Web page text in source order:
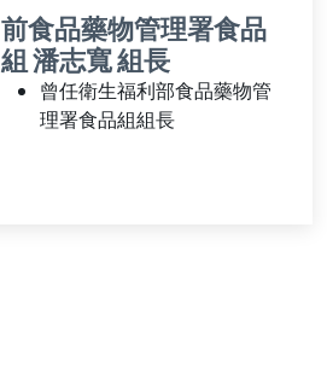
前食品藥物管理署食品
組 潘志寬 組長
曾任衛生福利部食品藥物管
理署食品組組長